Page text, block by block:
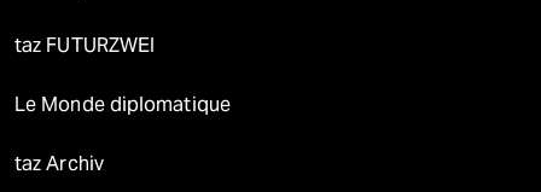
taz FUTURZWEI
Le Monde diplomatique
taz Archiv